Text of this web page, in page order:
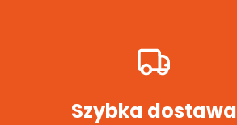
Szybka dostawa